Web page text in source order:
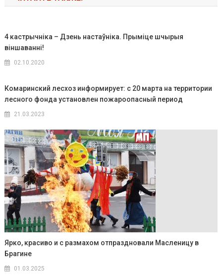
4 кастрычніка – Дзень настаўніка. Прыміце шчырыя
віншаванні!
02.10.2020
Комаринский лесхоз информирует: с 20 марта на территории
лесного фонда установлен пожароопасный период
21.03.2023
Ярко, красиво и с размахом отпраздновали Масленицу в
Брагине
01.03.2025